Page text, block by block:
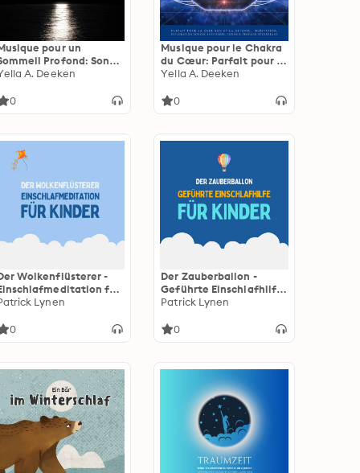
pour un
Profond: Sons
de la nature
méditation, bien-
A. Deeken
0
Musique pour le Chakra
du Cœur: Parfait pour la
guérison et la détente :
sonore intérieure,
Yella A. Deeken
0
Wolkenflüsterer -
für
Lynen
0
Der Zauberballon -
Geführte Einschlafhilfe
für Kinder
Patrick Lynen
0